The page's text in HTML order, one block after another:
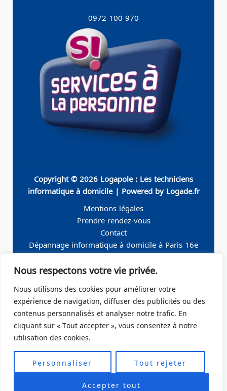
Nous respectons votre vie privée.
Nous utilisons des cookies pour améliorer votre
expérience de navigation, diffuser des publicités ou des
contenus personnalisés et analyser notre trafic. En
cliquant sur « Tout accepter », vous consentez à notre
utilisation des cookies.
Personnaliser Tout rejeter
Accepter tout
0972 100 970
Copyright © 2026 Logapole : Les techniciens
informatique à domicile | Powered by Logade.fr
Mentions légales
Prendre rendez-vous
Contact
Dépannage informatique à domicile à Paris 16e
Seine
Perret
Dépannage informatique à domicile à Paris 19e
Dépannage informatique à domicile à Paris 17e
Dépannage informatique à domicile – Boulogne-
Billancourt 92
Dépannage informatique à domicile à Paris Ile de
France